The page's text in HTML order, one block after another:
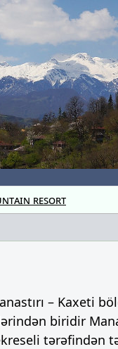
resort
– Kaxeti
biridir
tərəfindən